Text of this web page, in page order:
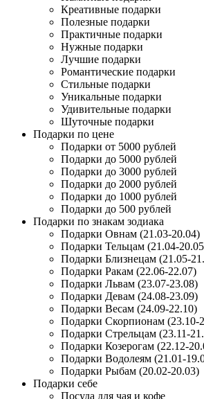
Креативные подарки
Полезные подарки
Практичные подарки
Нужные подарки
Лучшие подарки
Романтические подарки
Стильные подарки
Уникальные подарки
Удивительные подарки
Шуточные подарки
Подарки по цене
Подарки от 5000 рублей
Подарки до 5000 рублей
Подарки до 3000 рублей
Подарки до 2000 рублей
Подарки до 1000 рублей
Подарки до 500 рублей
Подарки по знакам зодиака
Подарки Овнам (21.03-20.04)
Подарки Тельцам (21.04-
Подарки Близнецам (21.05-
Подарки Ракам (22.06-22.07)
Подарки Львам (23.07-23.08)
Подарки Девам (24.08-23.09)
Подарки Весам (24.09-22.10)
Подарки Скорпионам (23.10-
Подарки Стрельцам (23.11-
Подарки Козерогам (22.12-
Подарки Водолеям (21.01-
Подарки Рыбам (20.02-20.03)
Подарки себе
Посуда для чая и кофе